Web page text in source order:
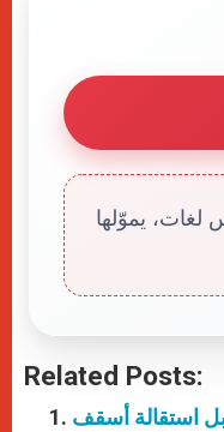
يموّلها
Related Posts:
استقالة أسقف